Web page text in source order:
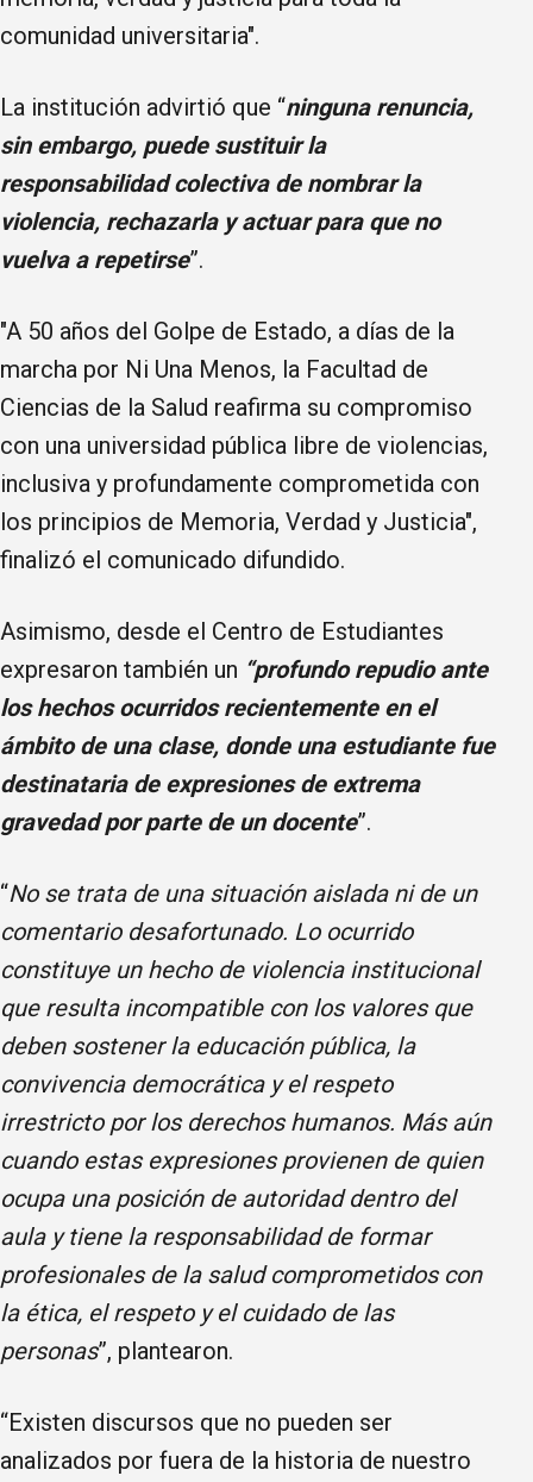
comunidad universitaria".
La institución advirtió que “ninguna renuncia,
sin embargo, puede sustituir la
responsabilidad colectiva de nombrar la
violencia, rechazarla y actuar para que no
vuelva a repetirse”.
"A 50 años del Golpe de Estado, a días de la
marcha por Ni Una Menos, la Facultad de
Ciencias de la Salud reafirma su compromiso
con una universidad pública libre de violencias,
inclusiva y profundamente comprometida con
los principios de Memoria, Verdad y Justicia",
finalizó el comunicado difundido.
Asimismo, desde el Centro de Estudiantes
expresaron también un “profundo repudio ante
los hechos ocurridos recientemente en el
ámbito de una clase, donde una estudiante fue
destinataria de expresiones de extrema
gravedad por parte de un docente”.
“No se trata de una situación aislada ni de un
comentario desafortunado. Lo ocurrido
constituye un hecho de violencia institucional
que resulta incompatible con los valores que
deben sostener la educación pública, la
convivencia democrática y el respeto
irrestricto por los derechos humanos. Más aún
cuando estas expresiones provienen de quien
ocupa una posición de autoridad dentro del
aula y tiene la responsabilidad de formar
profesionales de la salud comprometidos con
la ética, el respeto y el cuidado de las
personas”, plantearon.
“Existen discursos que no pueden ser
analizados por fuera de la historia de nuestro